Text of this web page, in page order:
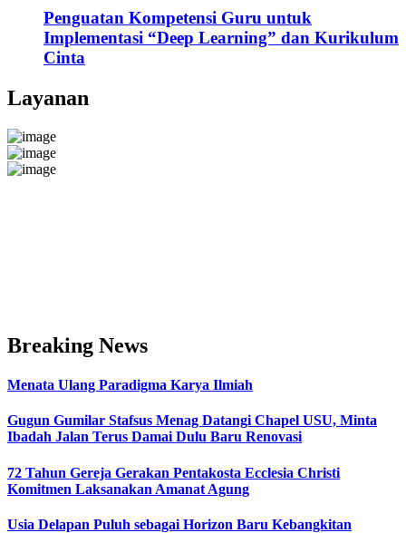
Penguatan Kompetensi Guru untuk
Implementasi “Deep Learning” dan Kurikulum
Cinta
Layanan
Breaking News
Menata Ulang Paradigma Karya Ilmiah
Gugun Gumilar Stafsus Menag Datangi Chapel USU, Minta
Ibadah Jalan Terus Damai Dulu Baru Renovasi
72 Tahun Gereja Gerakan Pentakosta Ecclesia Christi
Komitmen Laksanakan Amanat Agung
Usia Delapan Puluh sebagai Horizon Baru Kebangkitan